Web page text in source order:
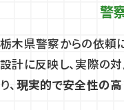
警
栃木県警察からの依頼
設計に反映し、実際の
り、現実的で安全性の高